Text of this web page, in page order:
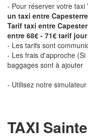
- Pour réserver votre taxi
un taxi entre
Tarif taxi entre
entre 68€ - 71€ tarif
- Les tarifs sont
- Les frais d'approche
baggages sont à ajouter
- Utilisez notre
TAXI